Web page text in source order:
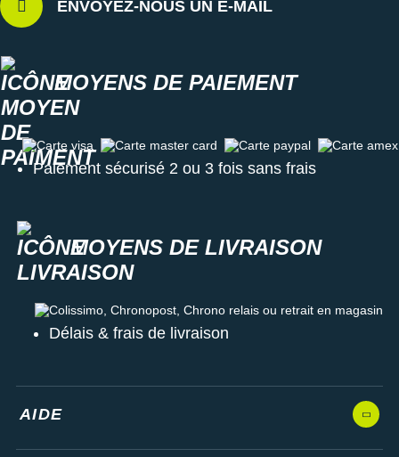
ENVOYEZ-NOUS UN E-MAIL
MOYENS DE PAIEMENT
Carte visa Carte master card Carte paypal Carte amex
Paiement sécurisé 2 ou 3 fois sans frais
MOYENS DE LIVRAISON
Colissimo, Chronopost, Chrono relais ou retrait en magasin
Délais & frais de livraison
AIDE